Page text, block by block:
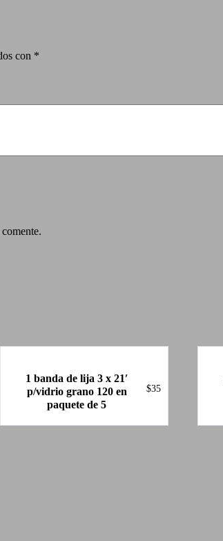
con *
1 banda de lija 3 x 21′
p/vidrio grano 120 en
paquete de 5
$35